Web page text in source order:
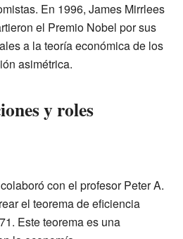
En 1996, James Mirrlees
el Premio Nobel por sus
a la teoría económica de los
asimétrica.
y roles
con el profesor Peter A.
el teorema de eficiencia
Este teorema es una